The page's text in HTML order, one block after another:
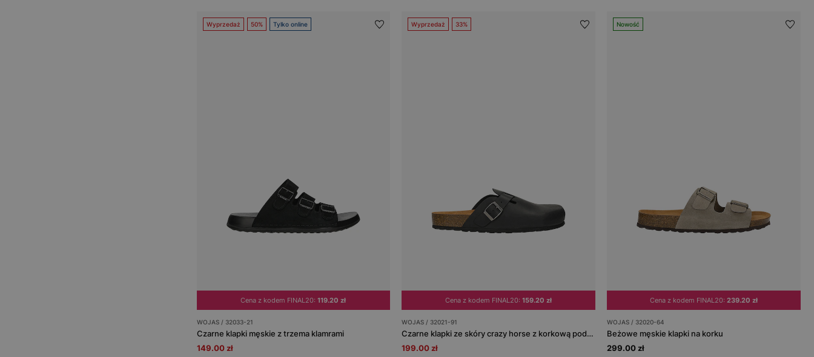
Wyprzedaż 50% Tylko online
Cena z kodem FINAL20:119.20 zł
WOJAS / 32033-21
Czarne klapki męskie z trzema klamrami
149.00 zł
Wyprzedaż 33%
Cena z kodem FINAL20:159.20 zł
WOJAS / 32021-91
Czarne klapki ze skóry crazy horse z korkową podeszwą
199.00 zł
Nowość
Cena z kodem FINAL20:239.20 zł
WOJAS / 32020-64
Beżowe męskie klapki na korku
299.00 zł